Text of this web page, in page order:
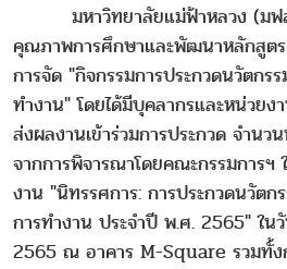
มหาวิทยาลัยแม่ฟ้าหลวง (มฟล
คุณภาพการศึกษาและพัฒนาหลักสูตร
การจัด "กิจกรรมการประกวดนวัตกร
ทำงาน" โดยได้มีบุคลากรและหน่วยง
ส่งผลงานเข้าร่วมการประกวด จำน
จากการพิจารณาโดยคณะกรรมการฯ
งาน "นิทรรศการ: การประกวดนวัตก
การทำงาน ประจำปี พ.ศ. 2565" ใ
2565 ณ อาคาร M-Square รวมทั้ง